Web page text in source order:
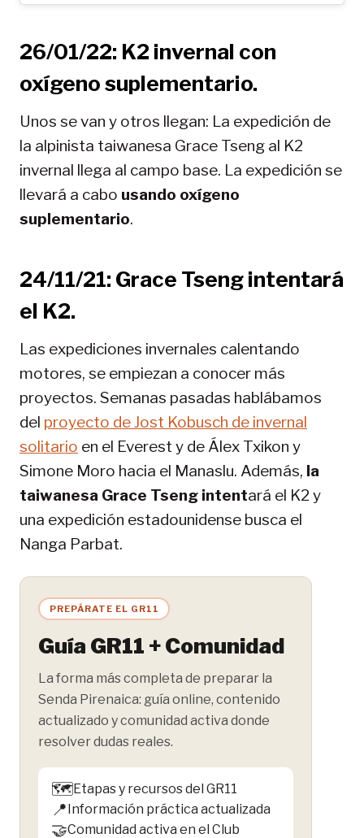
26/01/22: K2 invernal con
oxígeno suplementario.
Unos se van y otros llegan: La expedición de
la alpinista taiwanesa Grace Tseng al K2
invernal llega al campo base. La expedición se
llevará a cabo usando oxígeno
suplementario.
24/11/21: Grace Tseng intentará
el K2.
Las expediciones invernales calentando
motores, se empiezan a conocer más
proyectos. Semanas pasadas hablábamos
del proyecto de Jost Kobusch de invernal
solitario en el Everest y de Álex Txikon y
Simone Moro hacia el Manaslu. Además, la
taiwanesa Grace Tseng intentará el K2 y
una expedición estadounidense busca el
Nanga Parbat.
PREPÁRATE EL GR11
Guía GR11 + Comunidad
La forma más completa de preparar la
Senda Pirenaica: guía online, contenido
actualizado y comunidad activa donde
resolver dudas reales.
🗺️Etapas y recursos del GR11
📍 Información práctica actualizada
🤝Comunidad activa en el Club